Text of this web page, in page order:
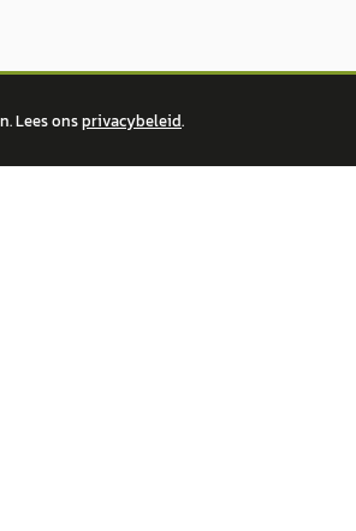
Lees onsprivacybeleid.